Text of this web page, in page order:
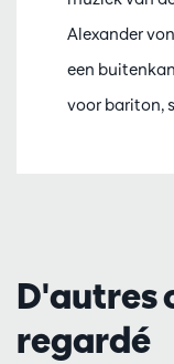
Alexander
een
voor bariton,
D'autres
regardé